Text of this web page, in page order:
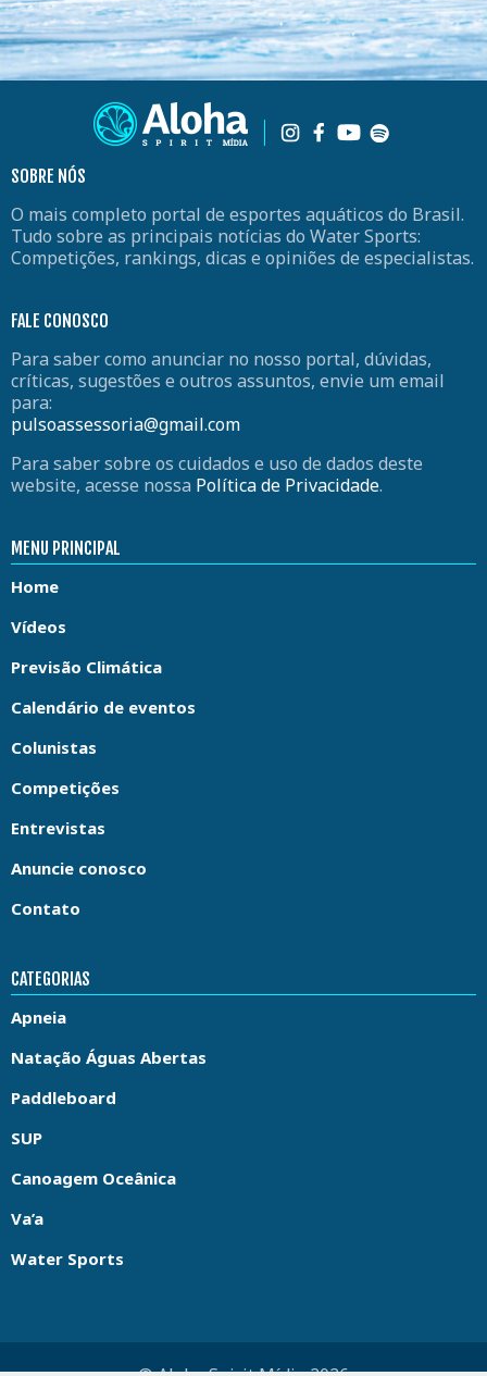
SOBRE NÓS
O mais completo portal de esportes aquáticos do Brasil.
Tudo sobre as principais notícias do Water Sports:
Competições, rankings, dicas e opiniões de especialistas.
FALE CONOSCO
Para saber como anunciar no nosso portal, dúvidas,
críticas, sugestões e outros assuntos, envie um email
para:
pulsoassessoria@gmail.com
Para saber sobre os cuidados e uso de dados deste
website, acesse nossa Política de Privacidade.
MENU PRINCIPAL
Home
Vídeos
Previsão Climática
Calendário de eventos
Colunistas
Competições
Entrevistas
Anuncie conosco
Contato
CATEGORIAS
Apneia
Natação Águas Abertas
Paddleboard
SUP
Canoagem Oceânica
Va’a
Water Sports